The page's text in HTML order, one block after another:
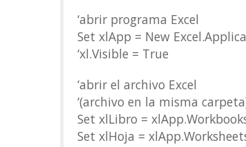
‘abrir programa Excel
Set xlApp = New
‘xl.Visible = True
‘abrir el archivo Excel
‘(archivo en la misma
Set xlLibro =
Set xlHoja =